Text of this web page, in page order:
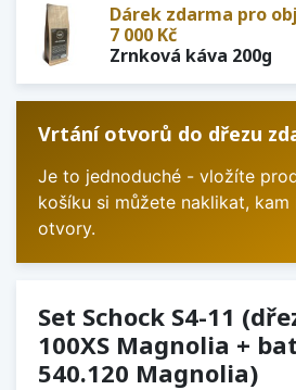
Dárek zdarma pro
7 000 Kč
Zrnková káva 200g
Vrtání otvorů do dřezu
Je to jednoduché - vložíte
košíku si můžete naklikat,
otvory.
Set Schock S4-11
100XS Magnolia +
540.120 Magnolia)